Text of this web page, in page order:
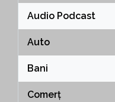
Audio Podcast
Auto
Bani
Comerț